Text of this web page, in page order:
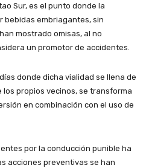
Sur, es el punto donde la
bebidas embriagantes, sin
mostrado omisas, al no
un promotor de accidentes.
donde dicha vialidad se llena de
propios vecinos, se transforma
en combinación con el uso de
por la conducción punible ha
acciones preventivas se han